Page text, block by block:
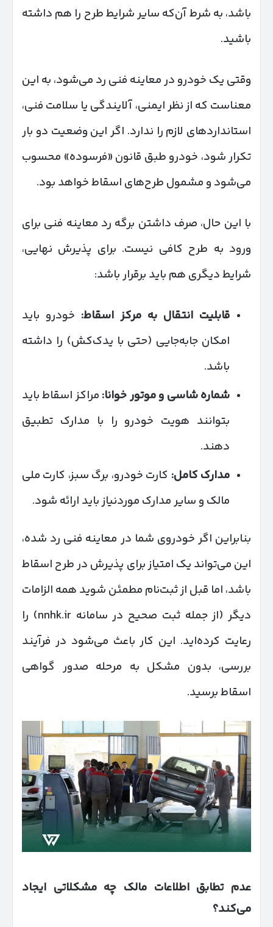
باشد، به شرط آن‌که سایر شرایط طرح را هم داشته
باشید.
وقتی یک خودرو در معاینه فنی رد می‌شود، به این
معناست که از نظر ایمنی، آلایندگی یا سلامت فنی،
استانداردهای لازم را ندارد. اگر این وضعیت دو بار
تکرار شود، خودرو طبق قانون «فرسوده» محسوب
می‌شود و مشمول طرح‌های اسقاط خواهد بود.
با این حال، صرف داشتن برگه رد معاینه فنی برای
ورود به طرح کافی نیست. برای پذیرش نهایی،
شرایط دیگری هم باید برقرار باشد:
قابلیت انتقال به مرکز اسقاط: خودرو باید
امکان جابه‌جایی (حتی با یدک‌کش) را داشته
باشد.
شماره شاسی و موتور خوانا: مراکز اسقاط باید
بتوانند هویت خودرو را با مدارک تطبیق
دهند.
مدارک کامل: کارت خودرو، برگ سبز، کارت ملی
مالک و سایر مدارک موردنیاز باید ارائه شود.
بنابراین اگر خودروی شما در معاینه فنی رد شده،
این می‌تواند یک امتیاز برای پذیرش در طرح اسقاط
باشد، اما قبل از ثبت‌نام مطمئن شوید همه الزامات
دیگر (از جمله ثبت صحیح در سامانه nnhk.ir) را
رعایت کرده‌اید. این کار باعث می‌شود در فرآیند
بررسی، بدون مشکل به مرحله صدور گواهی
اسقاط برسید.
عدم تطابق اطلاعات مالک چه مشکلاتی ایجاد
می‌کند؟